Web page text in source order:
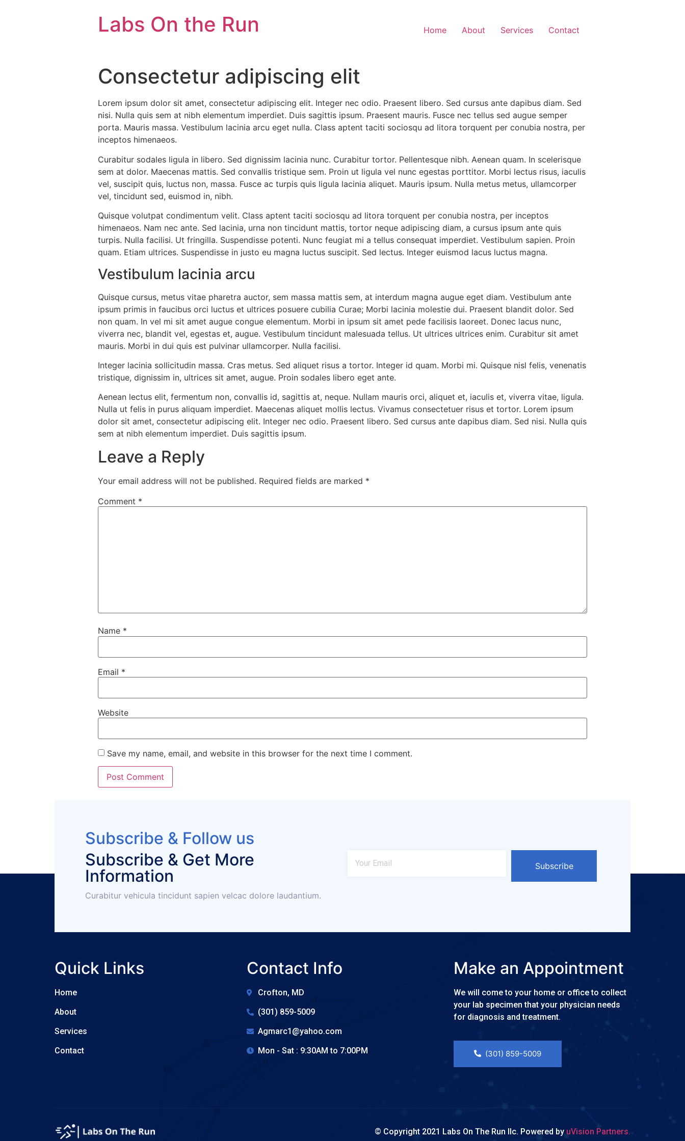
Labs On the Run Home About Services Contact
Consectetur adipiscing elit
Lorem ipsum dolor sit amet, consectetur adipiscing elit. Integer nec odio. Praesent libero. Sed cursus ante dapibus diam. Sed
nisi. Nulla quis sem at nibh elementum imperdiet. Duis sagittis ipsum. Praesent mauris. Fusce nec tellus sed augue semper
porta. Mauris massa. Vestibulum lacinia arcu eget nulla. Class aptent taciti sociosqu ad litora torquent per conubia nostra, per
inceptos himenaeos.
Curabitur sodales ligula in libero. Sed dignissim lacinia nunc. Curabitur tortor. Pellentesque nibh. Aenean quam. In scelerisque
sem at dolor. Maecenas mattis. Sed convallis tristique sem. Proin ut ligula vel nunc egestas porttitor. Morbi lectus risus, iaculis
vel, suscipit quis, luctus non, massa. Fusce ac turpis quis ligula lacinia aliquet. Mauris ipsum. Nulla metus metus, ullamcorper
vel, tincidunt sed, euismod in, nibh.
Quisque volutpat condimentum velit. Class aptent taciti sociosqu ad litora torquent per conubia nostra, per inceptos
himenaeos. Nam nec ante. Sed lacinia, urna non tincidunt mattis, tortor neque adipiscing diam, a cursus ipsum ante quis
turpis. Nulla facilisi. Ut fringilla. Suspendisse potenti. Nunc feugiat mi a tellus consequat imperdiet. Vestibulum sapien. Proin
quam. Etiam ultrices. Suspendisse in justo eu magna luctus suscipit. Sed lectus. Integer euismod lacus luctus magna.
Vestibulum lacinia arcu
Quisque cursus, metus vitae pharetra auctor, sem massa mattis sem, at interdum magna augue eget diam. Vestibulum ante
ipsum primis in faucibus orci luctus et ultrices posuere cubilia Curae; Morbi lacinia molestie dui. Praesent blandit dolor. Sed
non quam. In vel mi sit amet augue congue elementum. Morbi in ipsum sit amet pede facilisis laoreet. Donec lacus nunc,
viverra nec, blandit vel, egestas et, augue. Vestibulum tincidunt malesuada tellus. Ut ultrices ultrices enim. Curabitur sit amet
mauris. Morbi in dui quis est pulvinar ullamcorper. Nulla facilisi.
Integer lacinia sollicitudin massa. Cras metus. Sed aliquet risus a tortor. Integer id quam. Morbi mi. Quisque nisl felis, venenatis
tristique, dignissim in, ultrices sit amet, augue. Proin sodales libero eget ante.
Aenean lectus elit, fermentum non, convallis id, sagittis at, neque. Nullam mauris orci, aliquet et, iaculis et, viverra vitae, ligula.
Nulla ut felis in purus aliquam imperdiet. Maecenas aliquet mollis lectus. Vivamus consectetuer risus et tortor. Lorem ipsum
dolor sit amet, consectetur adipiscing elit. Integer nec odio. Praesent libero. Sed cursus ante dapibus diam. Sed nisi. Nulla quis
sem at nibh elementum imperdiet. Duis sagittis ipsum.
Leave a Reply
Your email address will not be published. Required fields are marked *
Comment *
Name *
Email *
Website
Save my name, email, and website in this browser for the next time I comment.
Subscribe & Follow us
Subscribe & Get More
Information
Curabitur vehicula tincidunt sapien velcac dolore laudantium.
Subscribe
Quick Links
Home
About
Services
Contact
Contact Info
Crofton, MD
(301) 859-5009
Agmarc1@yahoo.com
Mon - Sat : 9:30AM to 7:00PM
Make an Appointment
We will come to your home or office to collect
your lab specimen that your physician needs
for diagnosis and treatment.
(301) 859-5009
©️ Copyright 2021 Labs On The Run llc. Powered by uVision Partners.